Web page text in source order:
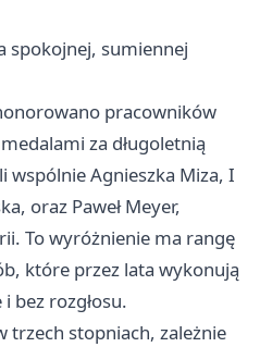
spokojnej, sumiennej
pracowników
za długoletnią
wspólnie Agnieszka Miza, I
oraz Paweł Meyer,
To wyróżnienie ma rangę
które przez lata wykonują
bez rozgłosu.
trzech stopniach, zależnie